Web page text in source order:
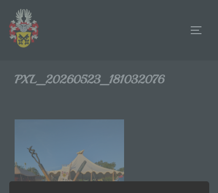
Inhalt
springen
PXL_20260523_181032076